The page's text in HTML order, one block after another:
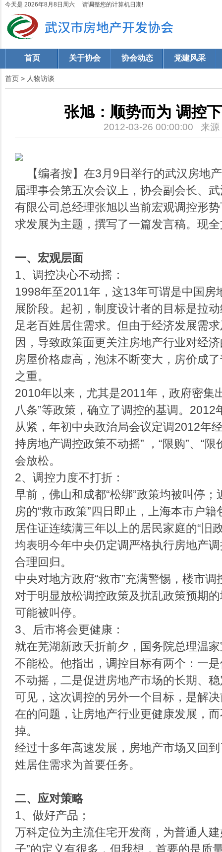
今天是 2026年8月8日周六 请调整您的计算机日期!
首页 关于协会 协会动态 党建风采
首页 > 人物访谈
张旭：顺势而为 调控
2012-03-26 00:00:00 来源
【编者按】在3月9日举行的武汉房地
届理事会第五次会议上，协会副会长、
有限公司总经理张旭以当前宏观调控形
求发展为主题，撰写了一篇发言稿。现
一、宏观层面
1、调控决心不动摇：
1998年至2011年，这13年可谓是中国房
展阶段。起初，制度设计者的目标是拉
足老百姓居住需求。但由于经济发展需
因，导致政策面更关注房地产行业对经
房屋价格虚高，泡沫不断变大，房价成
之重。
2010年以来，尤其是2011年，政府密集
八条”等政策，确立了调控的基调。2012
从紧，年初中央政治局会议定调2012年
持房地产调控政策不动摇” ，“限购”、“限
会放松。
2、调控力度不打折：
早前，佛山和成都“松绑”政策均被叫停
房的“救市政策”四日即止，上海本市户
居住证连续满三年以上的居民家庭的“旧
均表明今年中央仍定调严格执行房地产
合理回归。
中央对地方政府“救市”充满警惕，楼市
对于明显放松调控政策及扰乱政策预期
可能被叫停。
3、后市将会更健康：
就在芜湖新政夭折前夕，国务院总理温
不能松。他指出，调控目标有两个：一
不动摇，二是促进房地产市场的长期、
可见，这次调控的另外一个目标，是解
在的问题，让房地产行业更健康发展，
掉。
经过十多年高速发展，房地产市场又回
姓居住需求为首要任务。
二、 应对策略
1、做好产品；
万科定位为主流住宅开发商，为普通人
子”的定义有很多，但我想，首要的是质